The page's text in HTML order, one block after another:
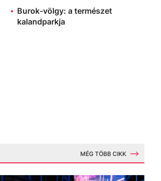
Burok-völgy: a természet
kalandparkja
MÉG TÖBB CIKK